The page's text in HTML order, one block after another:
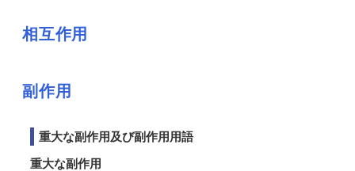
相互作用
副作用
重大な副作用及び副作用用語
重大な副作用